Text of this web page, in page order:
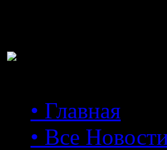
• Главная
• Все